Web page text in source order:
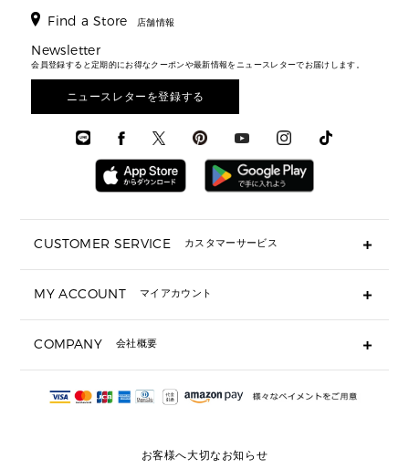
ウェア
アクセサリー
アクセサリー
メンズ バッグ
メンズ 財布・小物
メンズ シューズ
メンズ ウェア
メンズ 時計・その他
▶ メンズすべて
メンズ財布・小物
メンズアクセサリー
メンズウェア
トラベル
3 IN 1 / 2 IN 1 バッグ
▶ メンズすべて
▶ メンズすべて
▶ メンズすべて
▶ メンズすべて
▶ バッグすべて
通勤・通学アイテム
3 IN 1 バッグ
ミニ財布・フラグメントケース
▶ 小物すべて
定期ケース・カードケース・名刺入れ
サンダル
スニーカー
▶ ウェア
財布・小物
時計・ジュエリー
アクセサリー
エディターレビュー
Find a Store 店舗情報
Newsletter
会員登録すると定期的にお得なクーポンや最新情報をニュースレターでお届けします。
ニュースレターを登録する
CUSTOMER SERVICE カスタマーサービス
ギフト用にラッピングができますか？
ショッピングバッグを購入商品分送ってもらえますか？
注文後に完了メールが受信できないのですが？
サイズ交換はできますか？
MY ACCOUNT マイアカウント
COMPANY 会社概要
会社概要
お客様へ大切なお知らせ